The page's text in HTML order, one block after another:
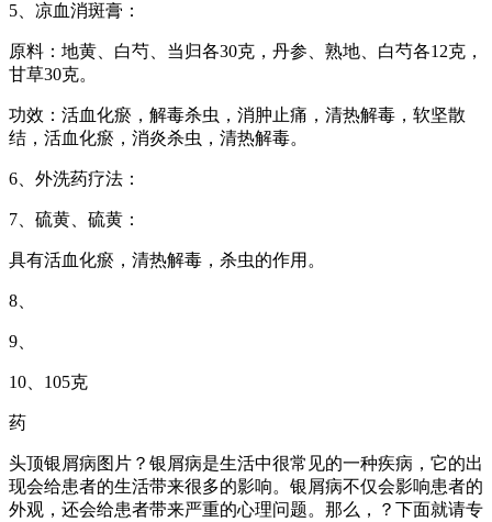
5、凉血消斑膏：
原料：地黄、白芍、当归各30克，丹参、熟地、白芍各12克，
甘草30克。
功效：活血化瘀，解毒杀虫，消肿止痛，清热解毒，软坚散
结，活血化瘀，消炎杀虫，清热解毒。
6、外洗药疗法：
7、硫黄、硫黄：
具有活血化瘀，清热解毒，杀虫的作用。
8、
9、
10、105克
药
头顶银屑病图片？银屑病是生活中很常见的一种疾病，它的出
现会给患者的生活带来很多的影响。银屑病不仅会影响患者的
外观，还会给患者带来严重的心理问题。那么，？下面就请专